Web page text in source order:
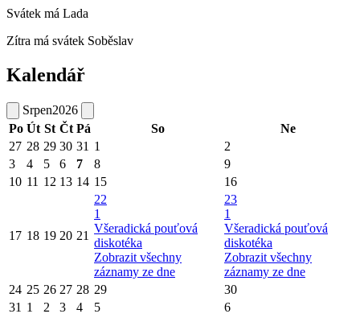
Svátek má Lada
Zítra má svátek Soběslav
Kalendář
Srpen2026
Po Út St Čt Pá So
Ne
27 28 29 30 31 1
2
3
4 5 6 7 8
9
10 11 12 13 14 15 16
17 18 19 20 21
22
1
Všeradická pouťová
diskotéka
Zobrazit všechny
záznamy ze dne
23
1
Všeradická pouťová
diskotéka
Zobrazit všechny
záznamy ze dne
24 25 26 27 28 29
30
31 1 2 3 4 5 6